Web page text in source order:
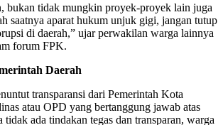
bukan tidak mungkin proyek-proyek lain juga
saatnya aparat hukum unjuk gigi, jangan tutup
di daerah,” ujar perwakilan warga lainnya
forum FPK.
Daerah
transparansi dari Pemerintah Kota
atau OPD yang bertanggung jawab atas
tidak ada tindakan tegas dan transparan, warga